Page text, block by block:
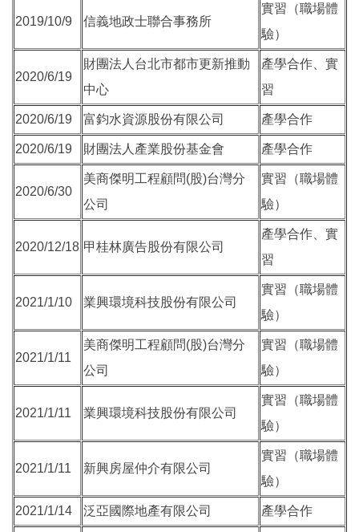
2019/10/9 信義地政士聯合事務所
實習（職場體
驗）
2020/6/19
財團法人台北市都市更新推動
中心
產學合作、實
習
2020/6/19 富鈞水資源股份有限公司 產學合作
2020/6/19 財團法人產業股份基金會 產學合作
2020/6/30
美商傑明工程顧問(股)台灣分
公司
實習（職場體
驗）
2020/12/18 甲桂林廣告股份有限公司
產學合作、實
習
2021/1/10 業興環境科技股份有限公司
實習（職場體
驗）
2021/1/11
美商傑明工程顧問(股)台灣分
公司
實習（職場體
驗）
2021/1/11 業興環境科技股份有限公司
實習（職場體
驗）
2021/1/11 新興房屋仲介有限公司
實習（職場體
驗）
2021/1/14 泛亞國際地產有限公司 產學合作